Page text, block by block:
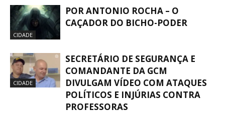
CIDADE
POR ANTONIO ROCHA – O
CAÇADOR DO BICHO-PODER
CIDADE
SECRETÁRIO DE SEGURANÇA E
COMANDANTE DA GCM
DIVULGAM VÍDEO COM ATAQUES
POLÍTICOS E INJÚRIAS CONTRA
PROFESSORAS